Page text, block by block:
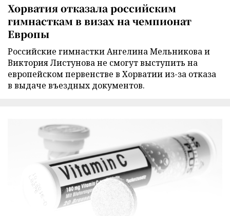
Хорватия отказала российским
гимнасткам в визах на чемпионат
Европы
Российские гимнастки Ангелина Мельникова и
Виктория Листунова не смогут выступить на
европейском первенстве в Хорватии из-за отказа
в выдаче въездных документов.